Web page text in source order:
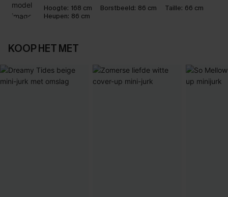
Hoogte: 168 cm Borstbeeld: 86 cm Taille: 66 cm
Heupen: 86 cm
KOOP HET MET